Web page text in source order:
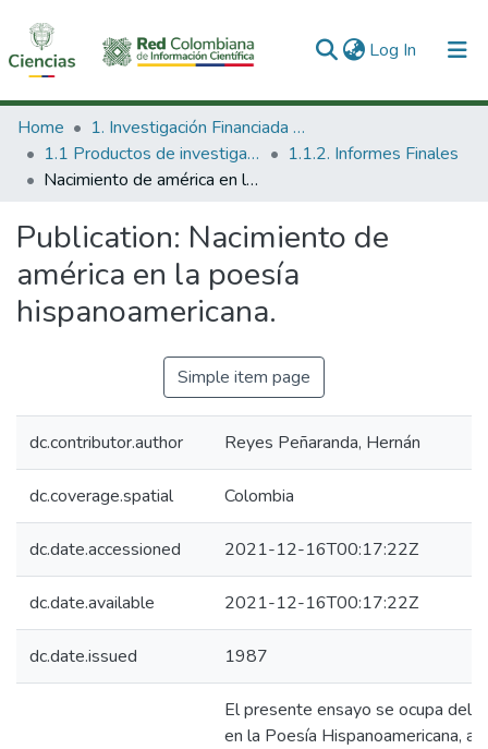
Log In (current)
Communities & Collections
All of DSpace
Home
1. Investigación Financiada con Recursos Públicos
1.1 Productos de investigación
1.1.2. Informes Finales
Nacimiento de américa en la poesía hispanoamericana.
Publication: Nacimiento de
américa en la poesía
hispanoamericana.
Simple item page
dc.contributor.author Reyes Peñaranda, Hernán
dc.coverage.spatial Colombia
dc.date.accessioned 2021-12-16T00:17:22Z
dc.date.available 2021-12-16T00:17:22Z
dc.date.issued 1987
El presente ensayo se ocupa del
en la Poesía Hispanoamericana,